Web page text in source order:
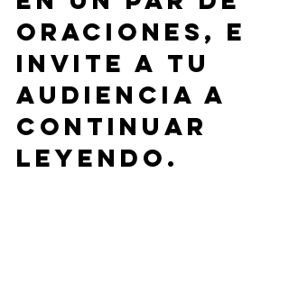
oraciones, e
invite a tu
audiencia a
continuar
leyendo.